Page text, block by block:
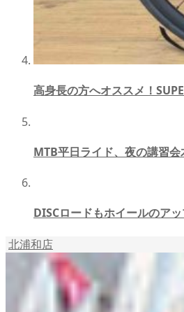
高身長の方へオススメ！
MTB平日ライド、夜の講習
DISCロードもホイールのア
北浦和店